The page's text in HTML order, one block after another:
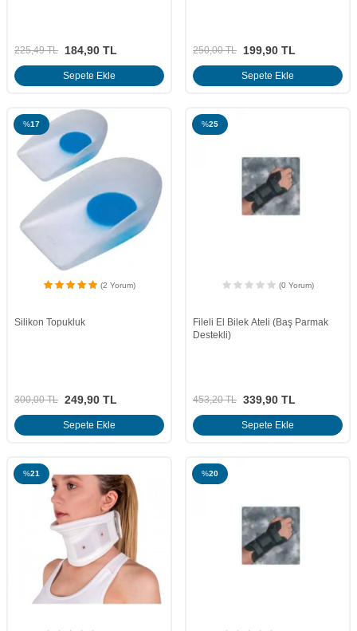
225,49TL 184,90 TL
Sepete Ekle
250,00TL 199,90 TL
Sepete Ekle
%17
(2 Yorum)
Silikon Topukluk
300,00TL 249,90 TL
Sepete Ekle
%25
(0 Yorum)
Fileli El Bilek Ateli (Baş Parmak
Destekli)
453,20TL 339,90 TL
Sepete Ekle
%21 %20